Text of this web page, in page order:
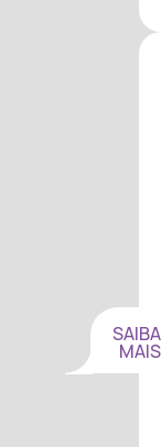
SAIBA
MAIS